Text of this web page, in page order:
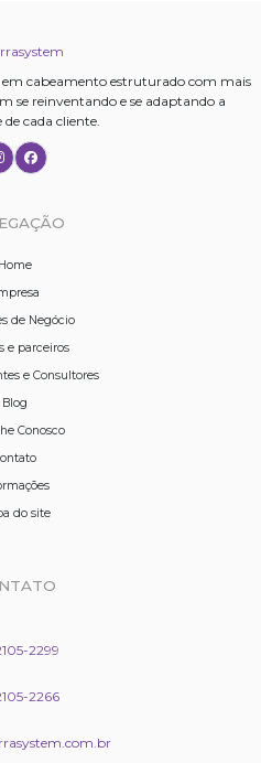
em cabeamento estruturado com mais
se reinventando e se adaptando a
de cada cliente.
Home
de Negócio
e parceiros
e Consultores
Blog
Conosco
do site
2299
2266